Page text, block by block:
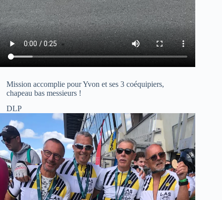
Mission accomplie pour Yvon et ses 3 coéquipiers,
chapeau bas messieurs !
DLP